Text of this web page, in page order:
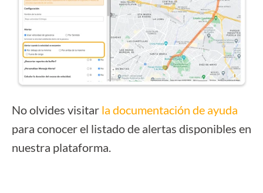
No olvides visitar la documentación de ayuda
para conocer el listado de alertas disponibles en
nuestra plataforma.